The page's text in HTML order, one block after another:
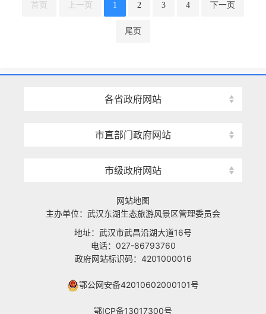
首页 上一页 1 2 3 4 下一页
尾页
各省政府网站
市直部门政府网站
市级政府网站
网站地图
主办单位：武汉东湖生态旅游风景区管理委员会
地址：武汉市武昌沿湖大道16号
电话：027-86793760
政府网站标识码：4201000016
鄂公网安备42010602000101号
鄂ICP备13017300号